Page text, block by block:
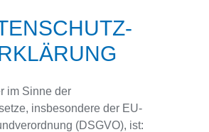
im Sinne der
insbesondere der EU-
(DSGVO), ist: